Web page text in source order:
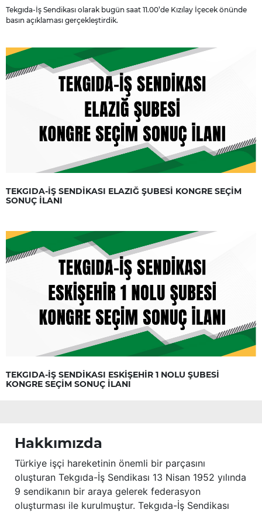
Tekgıda-İş Sendikası olarak bugün saat 11.00’de Kızılay İçecek önünde
basın açıklaması gerçekleştirdik.
TEKGIDA-İŞ SENDİKASI ELAZIĞ ŞUBESİ KONGRE SEÇİM
SONUÇ İLANI
TEKGIDA-İŞ SENDİKASI ESKİŞEHİR 1 NOLU ŞUBESİ
KONGRE SEÇİM SONUÇ İLANI
Hakkımızda
Türkiye işçi hareketinin önemli bir parçasını
oluşturan Tekgıda-İş Sendikası 13 Nisan 1952 yılında
9 sendikanın bir araya gelerek federasyon
oluşturması ile kurulmuştur. Tekgıda-İş Sendikası